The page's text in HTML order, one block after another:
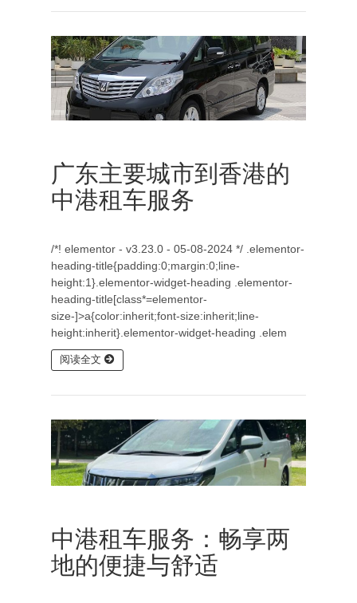
广东主要城市到香港的
中港租车服务
/*! elementor - v3.23.0 - 05-08-2024 */ .elementor-
heading-title{padding:0;margin:0;line-
height:1}.elementor-widget-heading .elementor-
heading-title[class*=elementor-
size-]>a{color:inherit;font-size:inherit;line-
height:inherit}.elementor-widget-heading .elem
阅读全文
中港租车服务：畅享两
地的便捷与舒适